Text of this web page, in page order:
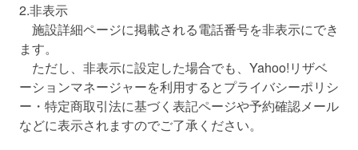
2.非表示
施設詳細ページに掲載される電話番号を非表示にでき
ます。
ただし、非表示に設定した場合でも、Yahoo!リザベ
ーションマネージャーを利用するとプライバシーポリシ
ー・特定商取引法に基づく表記ページや予約確認メール
などに表示されますのでご了承ください。